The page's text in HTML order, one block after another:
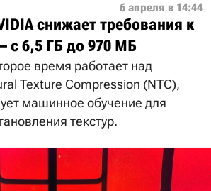
6 апреля в 14:44
снижает требования к
с 6,5 ГБ до 970 МБ
время работает над
Texture Compression (NTC),
машинное обучение для
текстур.